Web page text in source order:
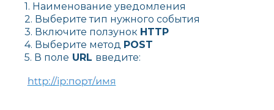
1. Наименование уведомления
2. Выберите тип нужного события
3. Включите ползунок HTTP
4. Выберите метод POST
5. В поле URL введите: